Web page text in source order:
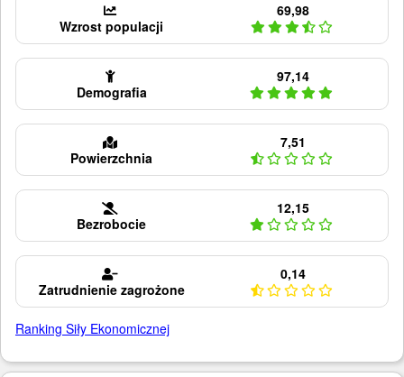
Wzrost populacji
69,98
Demografia
97,14
Powierzchnia
7,51
Bezrobocie
12,15
Zatrudnienie zagrożone
0,14
Ranking Siły Ekonomicznej